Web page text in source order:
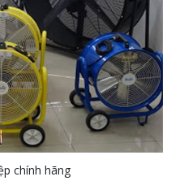
chính hãng